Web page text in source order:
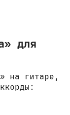
для
на гитаре,